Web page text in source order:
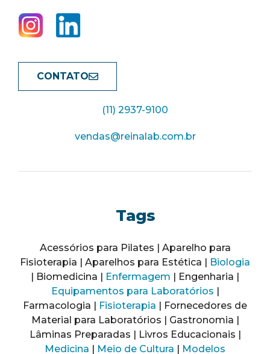
CONTATO
(11) 2937-9100
vendas@reinalab.com.br
Tags
Acessórios para Pilates | Aparelho para
Fisioterapia | Aparelhos para Estética | Biologia
| Biomedicina | Enfermagem | Engenharia |
Equipamentos para Laboratórios |
Farmacologia | Fisioterapia | Fornecedores de
Material para Laboratórios | Gastronomia |
Lâminas Preparadas | Livros Educacionais |
Medicina | Meio de Cultura | Modelos